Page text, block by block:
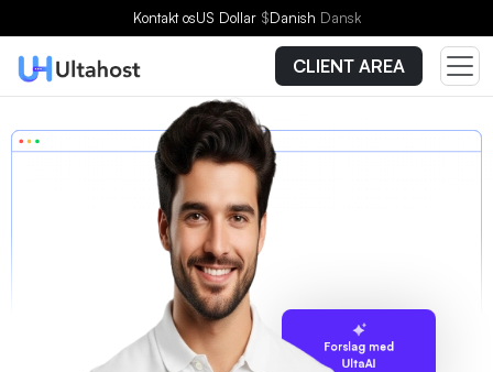
Kontakt osUS Dollar $Danish Dansk
CLIENT AREA
Forslag med
UltaAI